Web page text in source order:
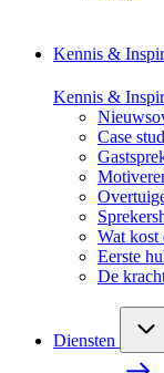
Kennis &
Kennis &
Case
Wat kost
Eerste
De
Diensten